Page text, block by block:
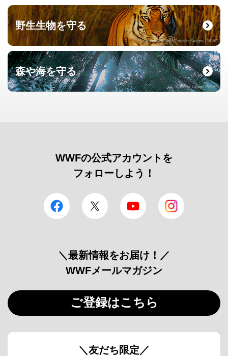
野生生物を守る
© naturepl.com / Francois Savigny / WWF
森や海を守る
© Roger Leguen / WWF
WWFの公式アカウントを
フォローしよう！
facebook Twitter YouTube
＼最新情報をお届け！／
WWFメールマガジン
ご登録はこちら
＼友だち限定／